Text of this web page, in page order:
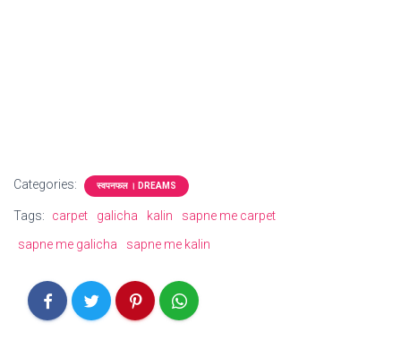
Categories: स्वपनफल । DREAMS
Tags: carpet galicha kalin
sapne me carpet
sapne me galicha
sapne me kalin